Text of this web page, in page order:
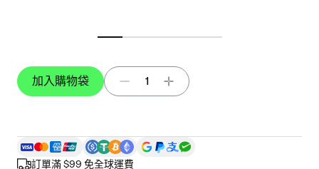
加入購物袋 1
訂單滿 $99 免全球運費